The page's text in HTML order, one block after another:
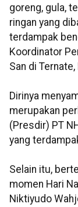
goreng, gula,
ringan yang
terdampak
Koordinator
San di
Dirinya
merupakan
(Presdir) PT
yang
Selain itu,
momen Hari
Niktiyudo